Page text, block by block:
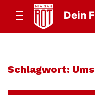
Dein
Schlagwort: